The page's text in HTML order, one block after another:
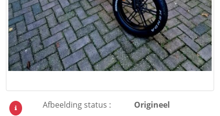
Afbeelding status : Origineel